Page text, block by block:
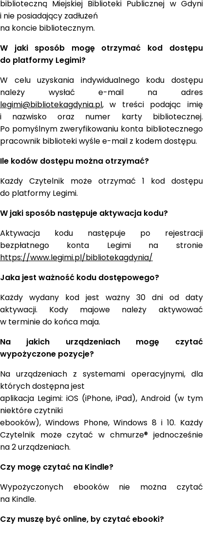
biblioteczną Miejskiej Biblioteki Publicznej w Gdyni
i nie posiadający zadłużeń
na koncie bibliotecznym.
W jaki sposób mogę otrzymać kod dostępu
do platformy Legimi?
W celu uzyskania indywidualnego kodu dostępu
należy wysłać e-mail na adres
legimi@bibliotekagdynia.pl, w treści podając imię
i nazwisko oraz numer karty bibliotecznej.
Po pomyślnym zweryfikowaniu konta bibliotecznego
pracownik biblioteki wyśle e-mail z kodem dostępu.
Ile kodów dostępu można otrzymać?
Każdy Czytelnik może otrzymać 1 kod dostępu
do platformy Legimi.
W jaki sposób następuje aktywacja kodu?
Aktywacja kodu następuje po rejestracji
bezpłatnego konta Legimi na stronie
https://www.legimi.pl/bibliotekagdynia/
Jaka jest ważność kodu dostępowego?
Każdy wydany kod jest ważny 30 dni od daty
aktywacji. Kody majowe należy aktywować
w terminie do końca maja.
Na jakich urządzeniach mogę czytać
wypożyczone pozycje?
Na urządzeniach z systemami operacyjnymi, dla
których dostępna jest
aplikacja Legimi: iOS (iPhone, iPad), Android (w tym
niektóre czytniki
ebooków), Windows Phone, Windows 8 i 10. Każdy
Czytelnik może czytać w chmurze® jednocześnie
na 2 urządzeniach.
Czy mogę czytać na Kindle?
Wypożyczonych ebooków nie można czytać
na Kindle.
Czy muszę być online, by czytać ebooki?